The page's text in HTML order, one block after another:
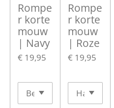
Rompe
r korte
mouw
| Navy
€ 19,95
Rompe
r korte
mouw
| Roze
€ 19,95